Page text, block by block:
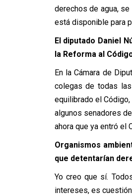
derechos de agua,
está disponible para
El diputado Daniel
la Reforma al
En la Cámara de
colegas de todas
equilibrado el
algunos senadores
ahora que ya entró el
Organismos
que detentarían
Yo creo que sí.
intereses, es